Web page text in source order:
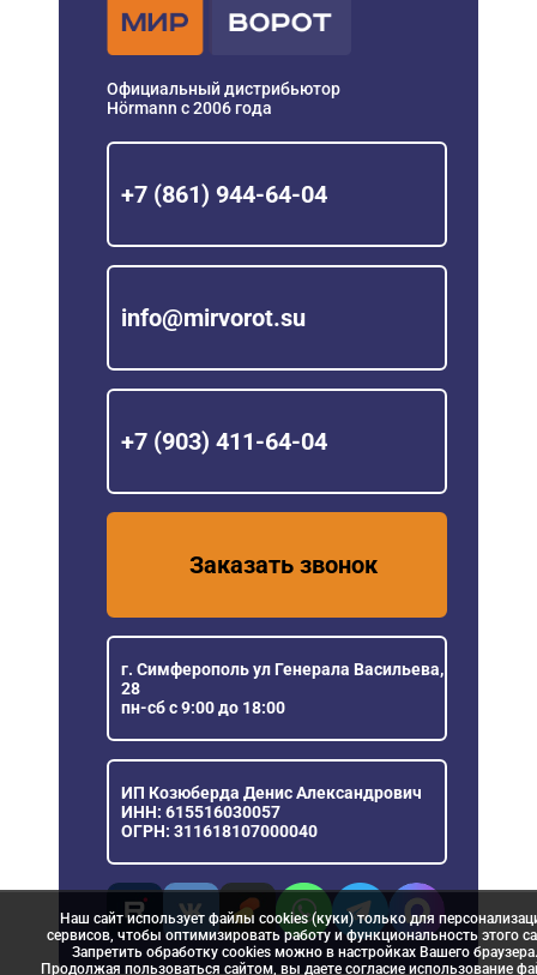
Официальный дистрибьютор
Hörmann с 2006 года
+7 (861) 944-64-04
info@mirvorot.su
+7 (903) 411-64-04
Заказать звонок
г. Симферополь ул Генерала Васильева,
28
пн-сб с 9:00 до 18:00
ИП Козюберда Денис Александрович
ИНН: 615516030057
ОГРН: 311618107000040
Наш сайт использует файлы cookies (куки) только для
сервисов, чтобы оптимизировать работу и функциональность этого
Запретить обработку cookies можно в настройках Вашего браузера.
Продолжая пользоваться сайтом, вы даете согласие использование